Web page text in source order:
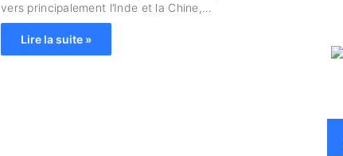
vers principalement l’Inde et la Chine,…
Lire la suite »